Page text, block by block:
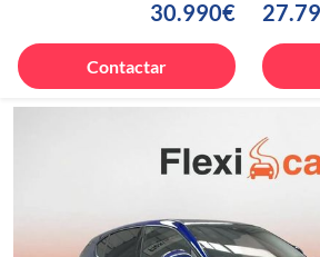
30.990€
Contactar